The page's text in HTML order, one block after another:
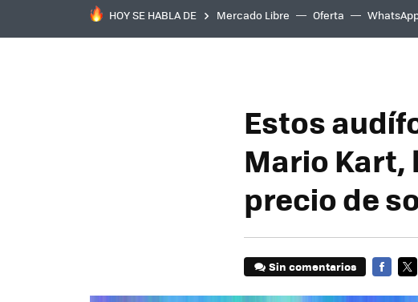
HOY SE HABLA DE Mercado Libre Oferta
Estos
Mario Kart,
precio de
Sin comentarios